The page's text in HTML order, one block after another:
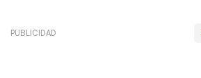
PUBLICIDAD